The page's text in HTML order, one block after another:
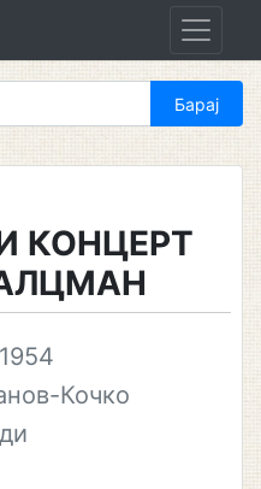
КОНЦЕРТ
Кочко